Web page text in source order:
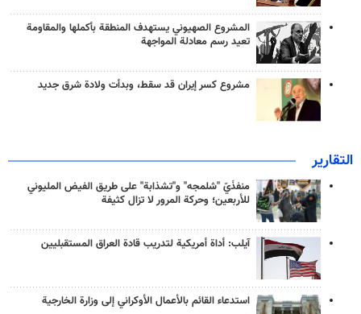
المشروع الصهيوني يستهدف المنطقة بأكملها والمقاومة
تعيد رسم معادلة المواجهة
مشروع كسر إيران قد سقط، وبدأت ولادة شرق جديد
التقارير
منفذَيّ "شلمجه" و"تشذابة" على طريق الفيض المليوني
للأربعين؛ وحركة المرور لا تزال كثيفة
آيلب: أداة أمريكية لتدريب قادة العراق المستقبليين
استدعاء القائم بالأعمال الأوكراني إلى وزارة الخارجية